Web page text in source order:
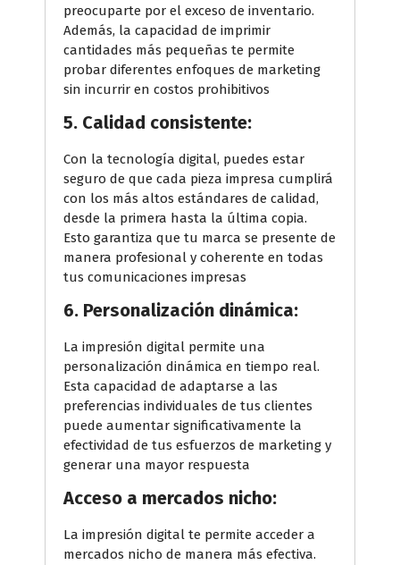
preocuparte por el exceso de inventario.
Además, la capacidad de imprimir
cantidades más pequeñas te permite
probar diferentes enfoques de marketing
sin incurrir en costos prohibitivos
5. Calidad consistente:
Con la tecnología digital, puedes estar
seguro de que cada pieza impresa cumplirá
con los más altos estándares de calidad,
desde la primera hasta la última copia.
Esto garantiza que tu marca se presente de
manera profesional y coherente en todas
tus comunicaciones impresas
6. Personalización dinámica:
La impresión digital permite una
personalización dinámica en tiempo real.
Esta capacidad de adaptarse a las
preferencias individuales de tus clientes
puede aumentar significativamente la
efectividad de tus esfuerzos de marketing y
generar una mayor respuesta
Acceso a mercados nicho:
La impresión digital te permite acceder a
mercados nicho de manera más efectiva.